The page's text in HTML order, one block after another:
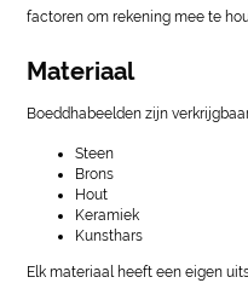
factoren om rekening mee te
Materiaal
Boeddhabeelden zijn
Steen
Brons
Hout
Keramiek
Kunsthars
Elk materiaal heeft een eigen